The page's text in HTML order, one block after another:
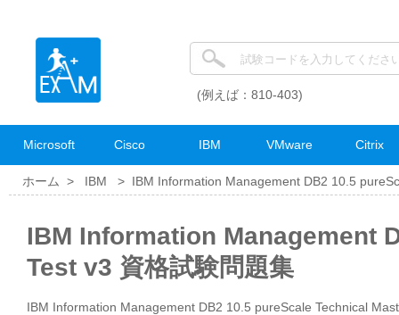
(例えば：810-403)
Microsoft Cisco IBM VMware Citrix
ホーム > IBM > IBM Information Management DB2 10.5
IBM Information Management
Test v3 資格試験問題集
IBM Information Management DB2 10.5 pureScale Technical